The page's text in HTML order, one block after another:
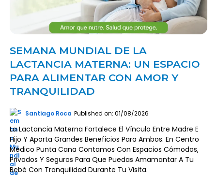
SEMANA MUNDIAL DE LA
LACTANCIA MATERNA: UN ESPACIO
PARA ALIMENTAR CON AMOR Y
TRANQUILIDAD
Santiago Roca Published on: 01/08/2026
La Lactancia Materna Fortalece El Vínculo Entre Madre E
Hijo Y Aporta Grandes Beneficios Para Ambos. En Centro
Médico Punta Cana Contamos Con Espacios Cómodos,
Privados Y Seguros Para Que Puedas Amamantar A Tu
Bebé Con Tranquilidad Durante Tu Visita.